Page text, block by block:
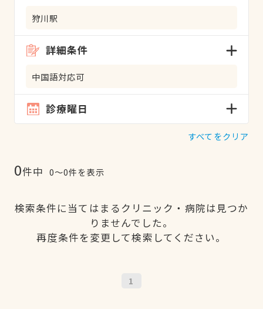
狩川駅
詳細条件
中国語対応可
診療曜日
すべてをクリア
0件中 0〜0件を表示
検索条件に当てはまるクリニック・病院は見つか
りませんでした。
再度条件を変更して検索してください。
1